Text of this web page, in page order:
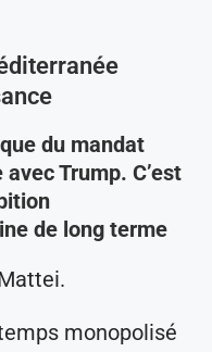
du mandat
Trump. C’est
de long terme
monopolisé